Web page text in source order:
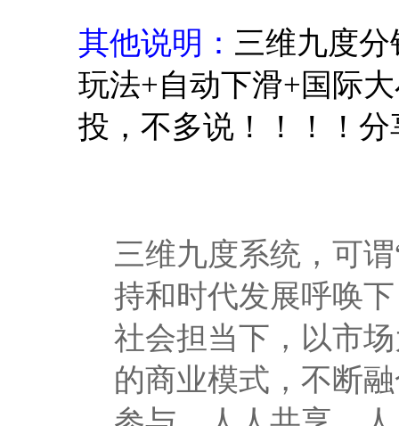
其他说明： 三维九度
玩法+自动下滑+国际
投，不多说！！！！
三维九度系统，可
持和时代发展呼唤
社会担当下，以市
的商业模式，不断